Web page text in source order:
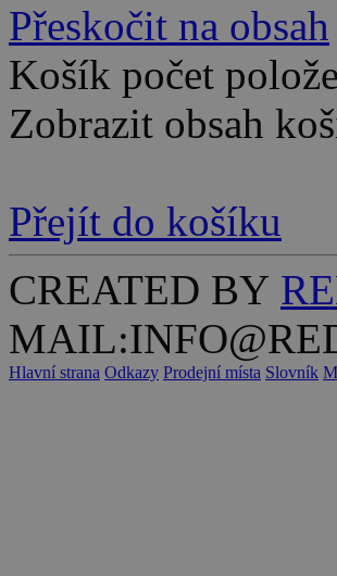
Přeskočit na obsah
Košík počet
Zobrazit obsah
Přejít do košíku
CREATED BY
Hlavní strana Odkazy Prodejní místa Slovník